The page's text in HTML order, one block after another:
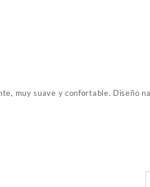
muy suave y confortable. Diseño